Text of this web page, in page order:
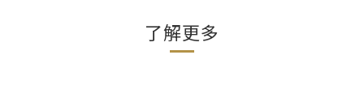
了解更多